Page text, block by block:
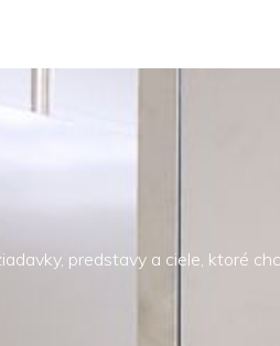
predstavy a ciele, ktoré